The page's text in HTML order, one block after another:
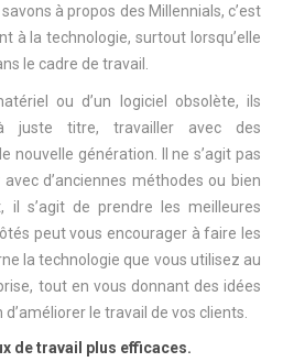
à propos des Millennials, c’est
à la technologie, surtout lorsqu’elle
le cadre de travail.
ou d’un logiciel obsolète, ils
juste titre, travailler avec des
nouvelle génération. Il ne s’agit pas
d’anciennes méthodes ou bien
il s’agit de prendre les meilleures
peut vous encourager à faire les
la technologie que vous utilisez au
tout en vous donnant des idées
le travail de vos clients.
de travail plus efficaces.